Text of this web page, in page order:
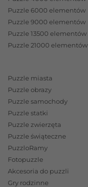
Puzzle 6000 elementów
Puzzle 9000 elementów
Puzzle 13500 elementów
Puzzle 21000 elementów
Puzzle miasta
Puzzle obrazy
Puzzle samochody
Puzzle statki
Puzzle zwierzęta
Puzzle świąteczne
PuzzloRamy
Fotopuzzle
Akcesoria do puzzli
Gry rodzinne